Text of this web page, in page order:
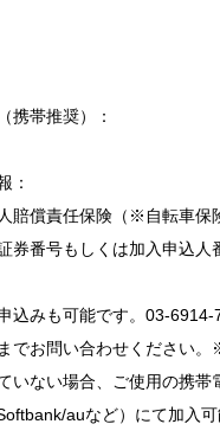
携帯推奨）：
：
賠償責任保険（※自転車保
券番号もしくは加入申込人
込みも可能です。03-
でお問い合わせください。
いない場合、ご使用の携帯
auなど）にて加入